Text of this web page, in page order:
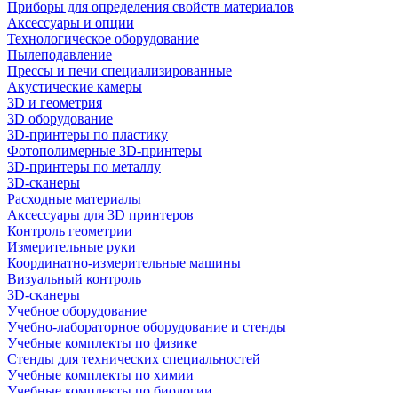
Приборы для определения свойств материалов
Аксессуары и опции
Технологическое оборудование
Пылеподавление
Прессы и печи специализированные
Акустические камеры
3D и геометрия
3D оборудование
3D-принтеры по пластику
Фотополимерные 3D-принтеры
3D-принтеры по металлу
3D-сканеры
Расходные материалы
Аксессуары для 3D принтеров
Контроль геометрии
Измерительные руки
Координатно-измерительные машины
Визуальный контроль
3D-сканеры
Учебное оборудование
Учебно-лабораторное оборудование и стенды
Учебные комплекты по физике
Стенды для технических специальностей
Учебные комплекты по химии